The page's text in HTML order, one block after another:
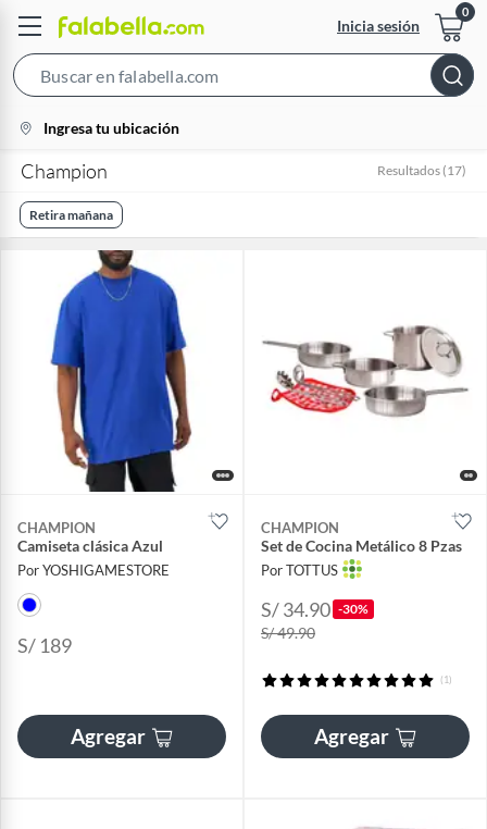
Inicia sesión
Bar
location-
icon
Ingresa tu ubicación
Champion Resultados (17)
Retira mañana
CHAMPION
Camiseta clásica Azul
Por YOSHIGAMESTORE
S/ 189
Agregar
CHAMPION
Set de Cocina Metálico 8 Pzas
Por TOTTUS
S/ 34.90 -30%
S/ 49.90
(1)
Agregar